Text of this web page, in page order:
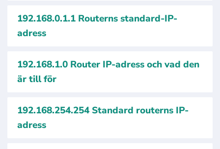
192.168.0.1.1 Routerns standard-IP-
adress
192.168.1.0 Router IP-adress och vad den
är till för
192.168.254.254 Standard routerns IP-
adress